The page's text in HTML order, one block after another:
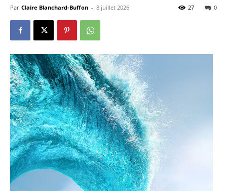
Par Claire Blanchard-Buffon - 8 juillet 2026 0
27